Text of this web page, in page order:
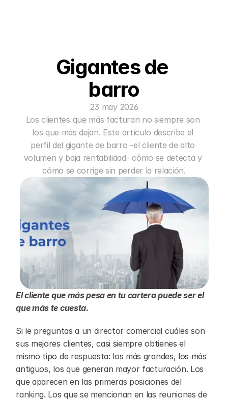
Gigantes de
barro
23 may 2026
Los clientes que más facturan no siempre son
los que más dejan. Este artículo describe el
perfil del gigante de barro -el cliente de alto
volumen y baja rentabilidad- cómo se detecta y
cómo se corrige sin perder la relación.
El cliente que más pesa en tu cartera puede ser el
que más te cuesta.
Si le preguntas a un director comercial cuáles son
sus mejores clientes, casi siempre obtienes el
mismo tipo de respuesta: los más grandes, los más
antiguos, los que generan mayor facturación. Los
que aparecen en las primeras posiciones del
ranking. Los que se mencionan en las reuniones de